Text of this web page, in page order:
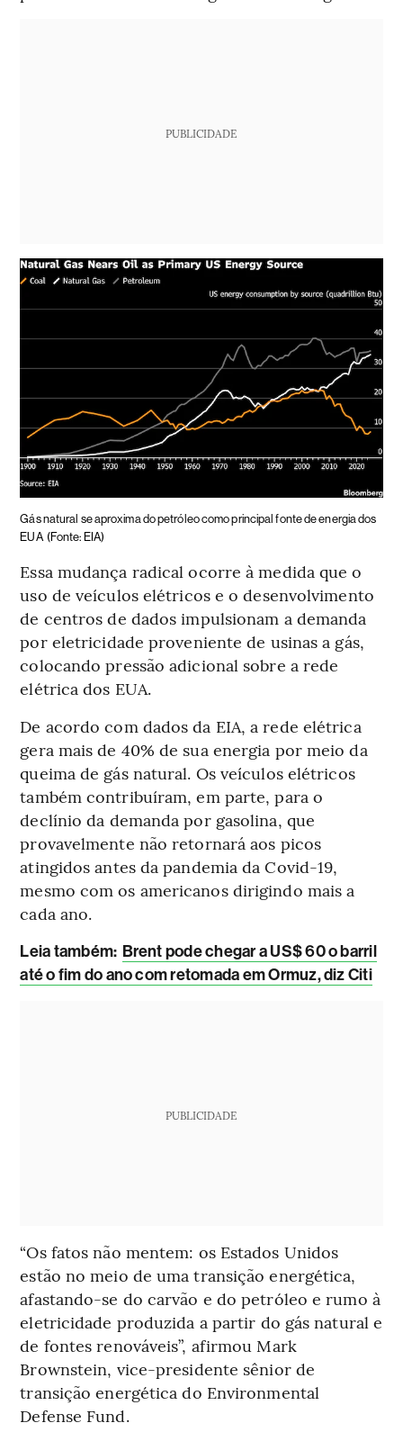
PUBLICIDADE
Gás natural se aproxima do petróleo como principal fonte de energia dos
EUA (Fonte: EIA)
Essa mudança radical ocorre à medida que o
uso de veículos elétricos e o desenvolvimento
de centros de dados impulsionam a demanda
por eletricidade proveniente de usinas a gás,
colocando pressão adicional sobre a rede
elétrica dos EUA.
De acordo com dados da EIA, a rede elétrica
gera mais de 40% de sua energia por meio da
queima de gás natural. Os veículos elétricos
também contribuíram, em parte, para o
declínio da demanda por gasolina, que
provavelmente não retornará aos picos
atingidos antes da pandemia da Covid-19,
mesmo com os americanos dirigindo mais a
cada ano.
Leia também: Brent pode chegar a US$ 60 o barril
até o fim do ano com retomada em Ormuz, diz Citi
PUBLICIDADE
“Os fatos não mentem: os Estados Unidos
estão no meio de uma transição energética,
afastando-se do carvão e do petróleo e rumo à
eletricidade produzida a partir do gás natural e
de fontes renováveis”, afirmou Mark
Brownstein, vice-presidente sênior de
transição energética do Environmental
Defense Fund.